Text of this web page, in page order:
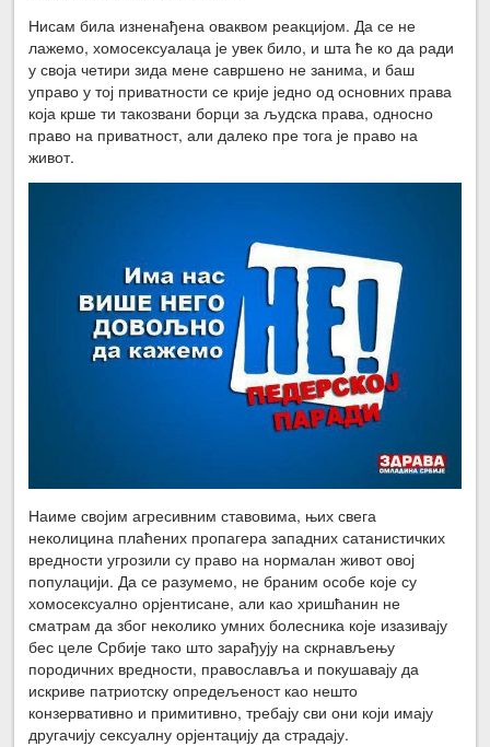
Нисам била изненађена оваквом реакцијом. Да се не
лажемо, хомосексуалаца је увек било, и шта ће ко да ради
у своја четири зида мене савршено не занима, и баш
управо у тој приватности се крије једно од основних права
која крше ти такозвани борци за људска права, односно
право на приватност, али далеко пре тога је право на
живот.
Наиме својим агресивним ставовима, њих свега
неколицина плаћених пропагера западних сатанистичких
вредности угрозили су право на нормалан живот овој
популацији. Да се разумемо, не браним особе које су
хомосексуално орјентисане, али као хришћанин не
сматрам да због неколико умних болесника које изазивају
бес целе Србије тако што зарађују на скрнављењу
породичних вредности, православља и покушавају да
искриве патриотску опредељеност као нешто
конзервативно и примитивно, требају сви они који имају
другачију сексуалну орјентацију да страдају.